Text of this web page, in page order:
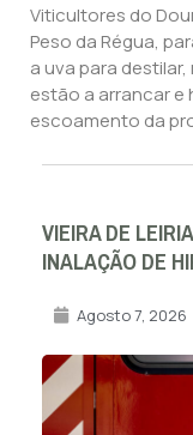
Viticultores do
Peso da Régua,
a uva para
estão a arrancar
escoamento da
VIEIRA DE
INALAÇÃO DE
Agosto 7, 2026